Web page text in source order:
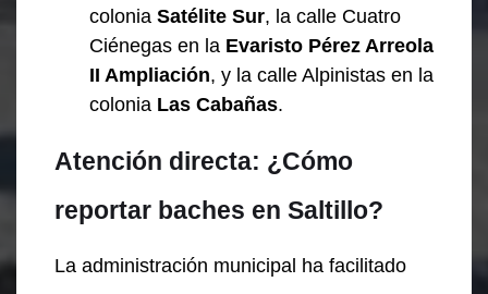
colonia Satélite Sur, la calle Cuatro
Ciénegas en la Evaristo Pérez Arreola
II Ampliación, y la calle Alpinistas en la
colonia Las Cabañas.
Atención directa: ¿Cómo
reportar baches en Saltillo?
La administración municipal ha facilitado